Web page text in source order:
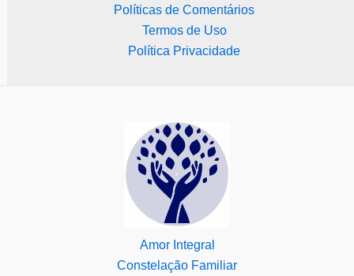
Políticas de Comentários
Termos de Uso
Política Privacidade
Amor Integral
Constelação Familiar